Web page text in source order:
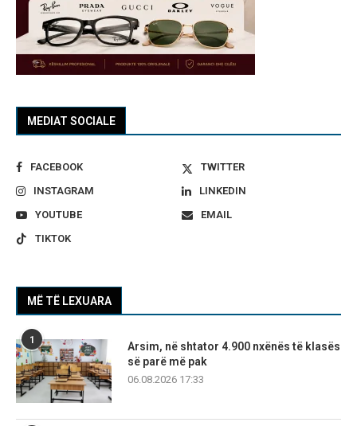
MEDIAT SOCIALE
FACEBOOK
TWITTER
INSTAGRAM
LINKEDIN
YOUTUBE
EMAIL
TIKTOK
MË TË LEXUARA
1
Arsim, në shtator 4.900 nxënës të klasës
së parë më pak
06.08.2026 17:33